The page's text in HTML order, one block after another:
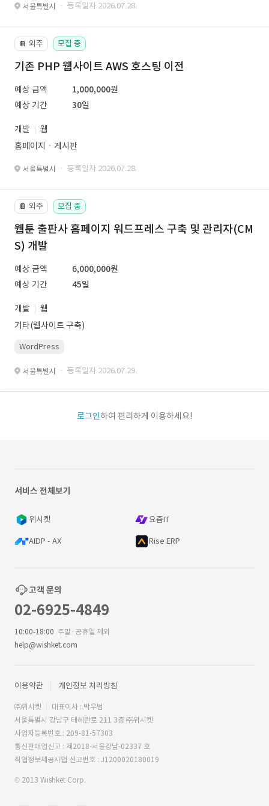
서울특별시 · 등록일자 2026.07.28.
📔 외주 모집 중
기존 PHP 웹사이트 AWS 호스팅 이전
예상 금액
1,000,000원
예상 기간
30일
개발
웹
홈페이지ㆍ게시판
서울특별시 · 등록일자 2026.07.28.
📔 외주 모집 중
웹툰 출판사 홈페이지 워드프레스 구축 및 관리자(CM
S) 개발
예상 금액
6,000,000원
예상 기간
45일
개발
웹
기타(웹사이트 구축)
WordPress
서울특별시 · 등록일자 2026.07.29.
로그인하여 편리하게 이용하세요!
서비스 전체보기
위시켓 요즘IT
AIDP - AX Rise ERP
고객 문의
02-6925-4849
10:00-18:00 주말·공휴일 제외
help@wishket.com
이용약관 개인정보 처리방침
㈜위시켓
대표이사 : 박우범
서울특별시 강남구 테헤란로 211 3층 ㈜위시켓
사업자등록번호 : 209-81-57303
통신판매업신고 : 제2018-서울강남-02337 호
직업정보제공사업 신고번호 : J1200020180019
© 2013 Wishket Corp.